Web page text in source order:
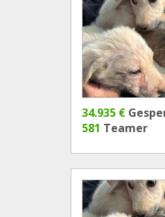
34.935 €
581 Teamer